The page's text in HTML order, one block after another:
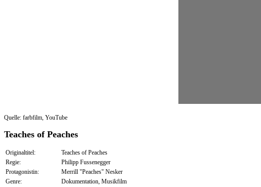
Quelle: farbfilm, YouTube
Teaches of Peaches
Originaltitel:
Teaches of Peaches
Regie:
Philipp Fussenegger
Protagonistin:
Merrill "Peaches" Nesker
Genre:
Dokumentation, Musikfilm